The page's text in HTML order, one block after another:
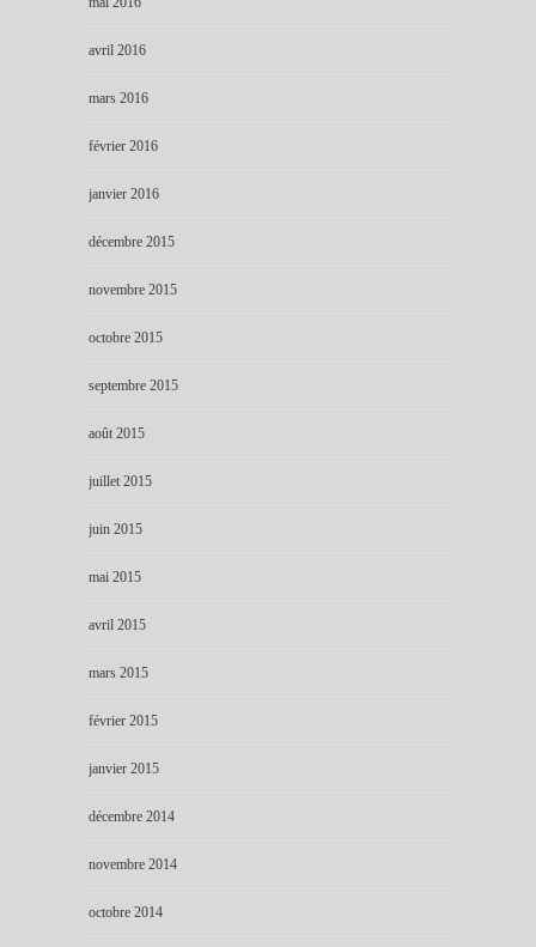
avril 2016
mars 2016
février 2016
janvier 2016
décembre 2015
novembre 2015
octobre 2015
septembre 2015
août 2015
juillet 2015
juin 2015
mai 2015
avril 2015
mars 2015
février 2015
janvier 2015
décembre 2014
novembre 2014
octobre 2014